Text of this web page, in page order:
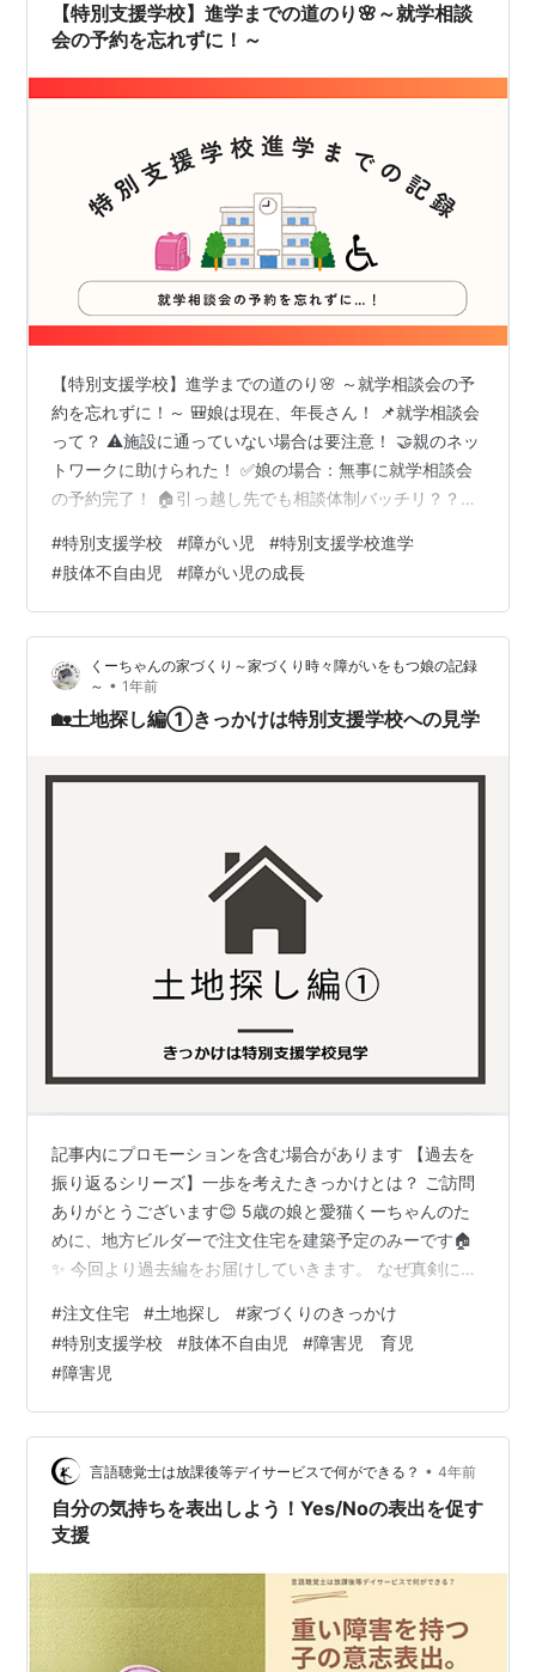
【特別支援学校】進学までの道のり🌸～就学相談
会の予約を忘れずに！～
【特別支援学校】進学までの道のり🌸 ～就学相談会の予
約を忘れずに！～ 🎒娘は現在、年長さん！ 📌就学相談会
って？ ⚠️施設に通っていない場合は要注意！ 🤝親のネッ
トワークに助けられた！ ✅娘の場合：無事に就学相談会
の予約完了！ 🏠引っ越し先でも相談体制バッチリ？？
談会の予約を忘れずに！～ こんにちは！今回は娘の特別
支援学校進学に向けて動き始めた記録を、備忘録も兼ね
てまとめてみました✍️ 同じようにお子さんの進学を考え
ているご家庭の参考になれば嬉しいです♪ 🎒娘は現在、年
長さん！ 来年からは特別支援学校への進学を予定してい
ます✨進学に合わ…
#特別支援学校 #障がい児 #特別支援学校進学
#肢体不自由児 #障がい児の成長
くーちゃんの家づくり～家づくり時々障がいをもつ娘の記録
～ • 1年前
🏡土地探し編①きっかけは特別支援学校への見学
記事内にプロモーションを含む場合があります 【過去を
振り返るシリーズ】一歩を考えたきっかけとは？ ご訪問
ありがとうございます😊 5歳の娘と愛猫くーちゃんのた
めに、地方ビルダーで注文住宅を建築予定のみーです🏠
✨ 今回より過去編をお届けしていきます。 なぜ真剣に一
た。 特別支援学校の見学は、年長でなくてもOKな学校も
ありますので、年中の段階で夫と一緒に行くことにした
のです！ 一時期は感染症の影響もあり、「年長だけ」か
つ人数制限があったようですが、 少しずつ緩和されたよ
うで、昨年は年中さんでも見学がOKでした。 （ただダメ
なところもありますので、H…
#注文住宅 #土地探し #家づくりのきっかけ
#特別支援学校 #肢体不自由児 #障害児 育児
#障害児
言語聴覚士は放課後等デイサービスで何ができる？ • 4年前
自分の気持ちを表出しよう！Yes/Noの表出を促す
支援